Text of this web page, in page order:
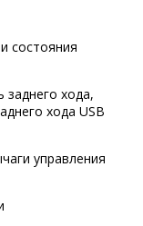
состояния
хода,
хода USB
управления